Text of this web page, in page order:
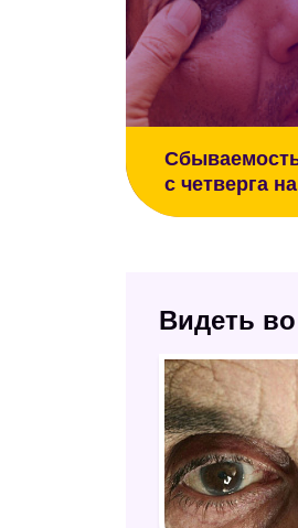
с четверга
Видеть